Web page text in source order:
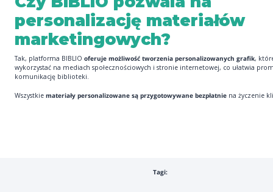
personalizację materiałów
marketingowych?
Tak, platforma BIBLIO oferuje możliwość tworzenia personalizowanych grafik,
wykorzystać na mediach społecznościowych i stronie internetowej, co ułatwia
komunikację biblioteki.
Wszystkie materiały personalizowane są przygotowywane bezpłatnie na życzenie
Tagi: